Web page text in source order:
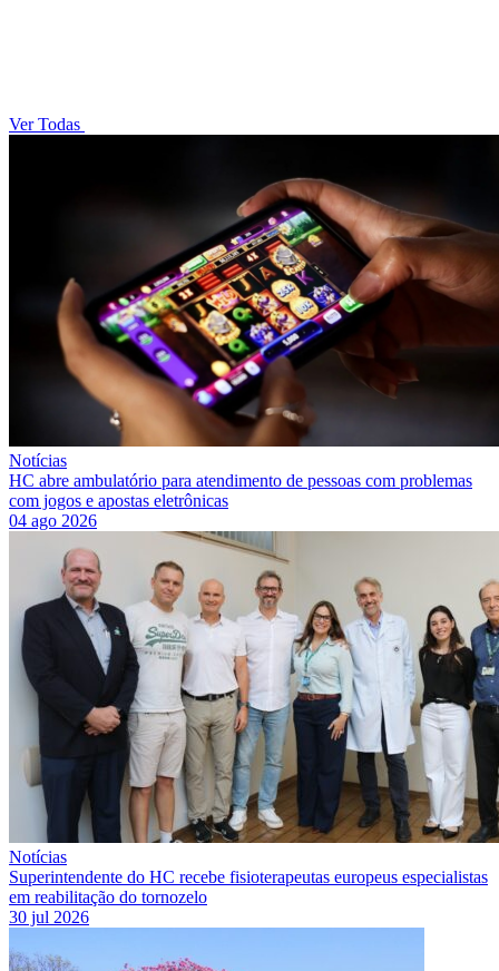
Ver Todas
Notícias
HC abre ambulatório para atendimento de pessoas com problemas
com jogos e apostas eletrônicas
04 ago 2026
Notícias
Superintendente do HC recebe fisioterapeutas europeus especialistas
em reabilitação do tornozelo
30 jul 2026